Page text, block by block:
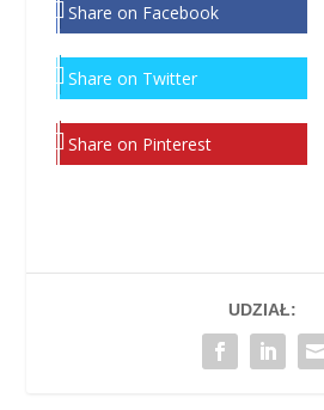
Share on Facebook
Share on Twitter
Share on Pinterest
UDZIAŁ: